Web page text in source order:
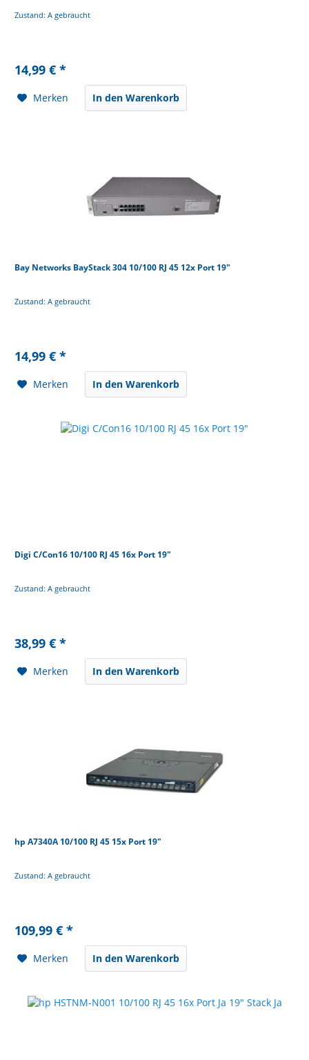
Zustand: A gebraucht
14,99 € *
Merken In den Warenkorb
Bay Networks BayStack 304 10/100 RJ 45 12x Port 19"
Zustand: A gebraucht
14,99 € *
Merken In den Warenkorb
Digi C/Con16 10/100 RJ 45 16x Port 19"
Zustand: A gebraucht
38,99 € *
Merken In den Warenkorb
hp A7340A 10/100 RJ 45 15x Port 19"
Zustand: A gebraucht
109,99 € *
Merken In den Warenkorb